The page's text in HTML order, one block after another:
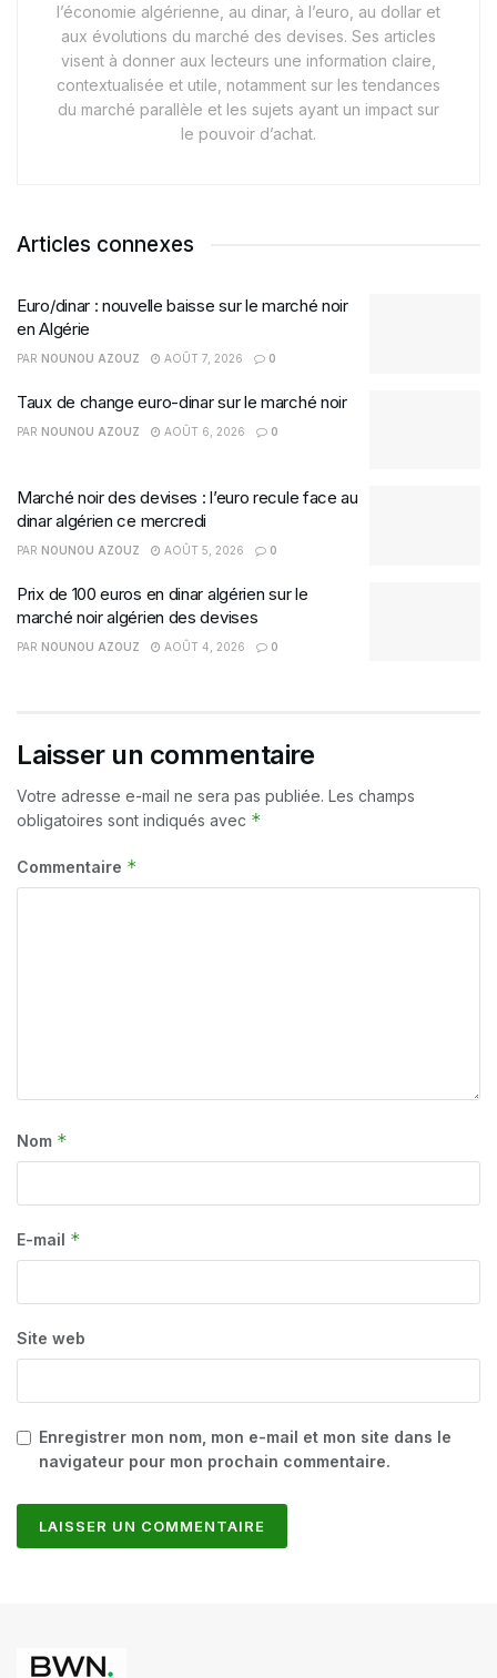
l’économie algérienne, au dinar, à l’euro, au dollar et
aux évolutions du marché des devises. Ses articles
visent à donner aux lecteurs une information claire,
contextualisée et utile, notamment sur les tendances
du marché parallèle et les sujets ayant un impact sur
le pouvoir d’achat.
Articles connexes
Euro/dinar : nouvelle baisse sur le marché noir
en Algérie
PAR NOUNOU AZOUZ AOÛT 7, 2026 0
Taux de change euro-dinar sur le marché noir
PAR NOUNOU AZOUZ AOÛT 6, 2026 0
Marché noir des devises : l’euro recule face au
dinar algérien ce mercredi
PAR NOUNOU AZOUZ AOÛT 5, 2026 0
Prix de 100 euros en dinar algérien sur le
marché noir algérien des devises
PAR NOUNOU AZOUZ AOÛT 4, 2026 0
Laisser un commentaire
Votre adresse e-mail ne sera pas publiée. Les champs
obligatoires sont indiqués avec *
Commentaire *
Nom *
E-mail *
Site web
Enregistrer mon nom, mon e-mail et mon site dans le
navigateur pour mon prochain commentaire.